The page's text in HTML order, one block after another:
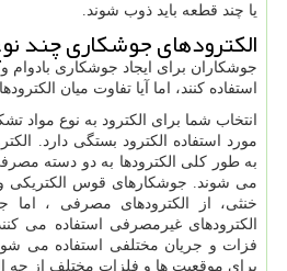
یا چند قطعه باید ذوب شوند.
الکترودهای جوشکاری چند
جوشکاران برای ایجاد جوشکاری بادوام و
استفاده کنند، اما آیا تفاوت میان
انتخاب شما برای الکترود به نوع مواد
مورد استفاده الکترود بستگی دارد.
به طور کلی الکترودها به دو دسته
می شوند. جوشکارهای قوس الکتریکی
خنثی، از الکترودهای مصرفی ، اما
الکترودهای غیرمصرفی استفاده می
فزات و جریان مختلفی استفاده می
برای موقعیت ها و فلزات مختلف از چه